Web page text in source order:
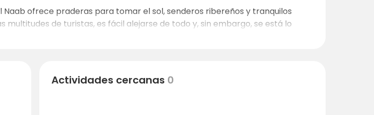
ofrece praderas para tomar el sol, senderos ribereños y tranquilos
de turistas, es fácil alejarse de todo y, sin embargo, se está lo
por la región. Tanto si explora la zona a pie como si viaja en barco por el
Actividades cercanas 0